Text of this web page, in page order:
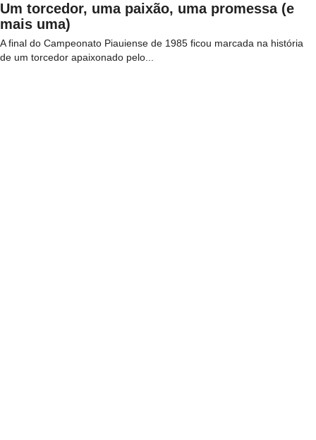
Um torcedor, uma paixão, uma promessa (e
mais uma)
A final do Campeonato Piauiense de 1985 ficou marcada na história
de um torcedor apaixonado pelo...